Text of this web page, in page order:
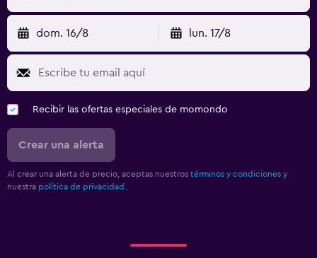
dom. 16/8 lun. 17/8
Recibir las ofertas especiales de momondo
Crear una alerta
Al crear una alerta de precio, aceptas nuestros términos y condiciones y
nuestra política de privacidad.